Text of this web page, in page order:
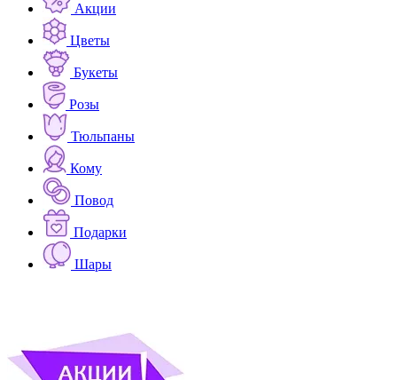
Акции
Цветы
Букеты
Розы
Тюльпаны
Кому
Повод
Подарки
Шары